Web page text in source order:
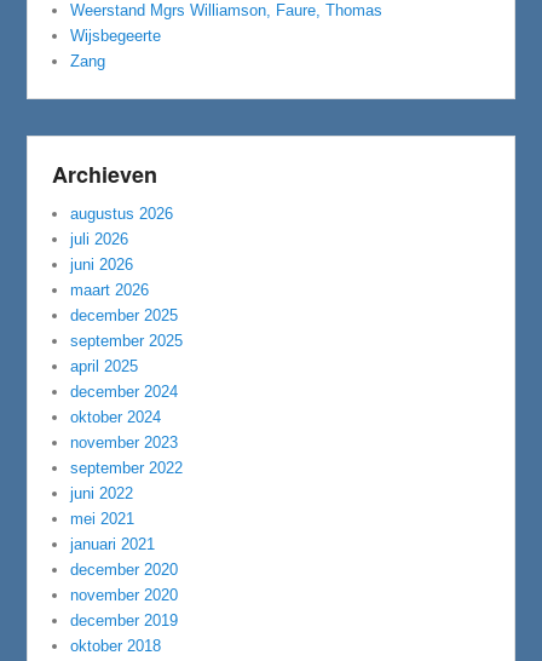
Weerstand Mgrs Williamson, Faure, Thomas
Wijsbegeerte
Zang
Archieven
augustus 2026
juli 2026
juni 2026
maart 2026
december 2025
september 2025
april 2025
december 2024
oktober 2024
november 2023
september 2022
juni 2022
mei 2021
januari 2021
december 2020
november 2020
december 2019
oktober 2018